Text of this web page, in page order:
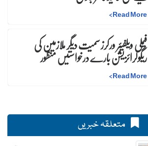
Read More
>
فیملی ویلفیئر ورکرز سمیت دیگر ملازمین کی
ریگولرائزیشن بارے درخواستیں منظور
Read More
>
متعلقہ خبریں